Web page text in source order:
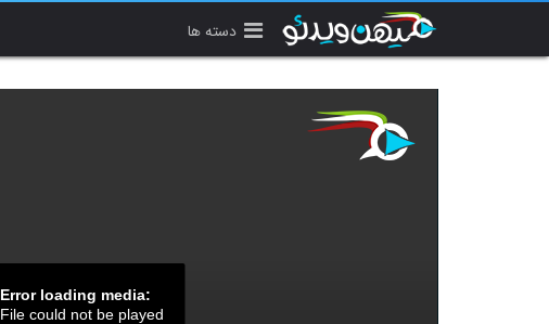
دسته ها
Error loading media:
File could not be played